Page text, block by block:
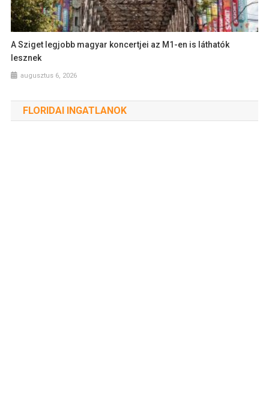
A Sziget legjobb magyar koncertjei az M1-en is láthatók
lesznek
augusztus 6, 2026
FLORIDAI INGATLANOK